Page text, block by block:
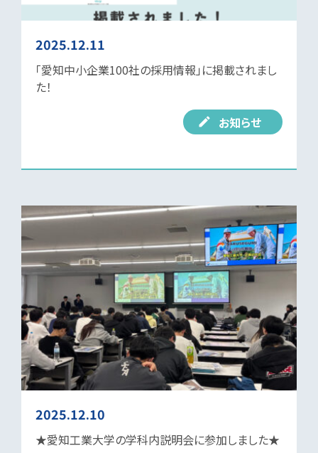
2025.12.11
「愛知中小企業100社の採用情報」に掲載されまし
た！
お知らせ
2025.12.10
★愛知工業大学の学科内説明会に参加しました★